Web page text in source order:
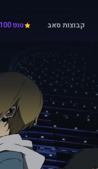
קבוצות סאב טופ 100